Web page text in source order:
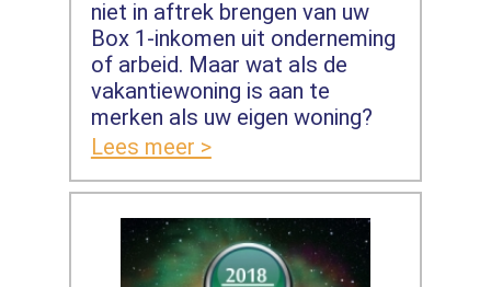
niet in aftrek brengen van uw
Box 1-inkomen uit onderneming
of arbeid. Maar wat als de
vakantiewoning is aan te
merken als uw eigen woning?
Lees meer >